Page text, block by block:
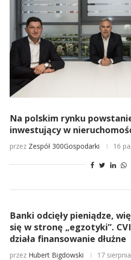
Na polskim rynku
inwestujący w
przez Zespół 300Gospodarki 16
Banki odcięły pieniądze,
się w stronę „egzotyki”.
działa finansowanie dłużne
przez Hubert Bigdowski 17